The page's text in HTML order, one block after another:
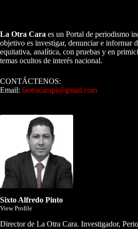
La Otra Cara es un Portal de periodismo
objetivo es investigar, denunciar e informar
equitativa, analítica, con pruebas y en
temas ocultos de interés nacional.
CONTÁCTENOS:
Email: laotracarapi@gmail.com
Sixto Alfredo Pinto
View Profile
Director de La Otra Cara. Investigador,